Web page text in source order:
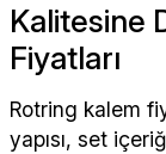
Kalitesine
Fiyatları
Rotring kalem
yapısı, set